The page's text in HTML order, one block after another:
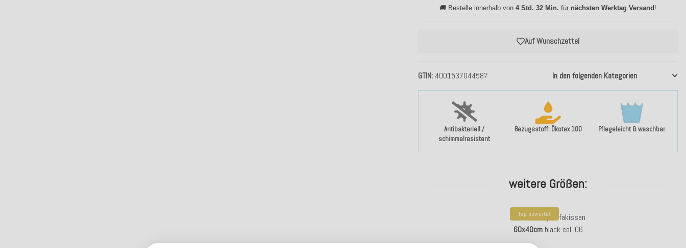
Antibakteriell /
schimmelresistent
Bezugsstoff: Ökotex 100 Pflegeleicht & waschbar
GTIN 4001537044587 In den folgenden Kategorien
Auf Wunschzettel
🚚 Bestelle innerhalb von4 Std. 32 Min. für nächsten Werktag Versand !
weitere Größen:
Top bewertet
H.O.C.K. Ruby Sofakissen
60x40cmblack col. 06